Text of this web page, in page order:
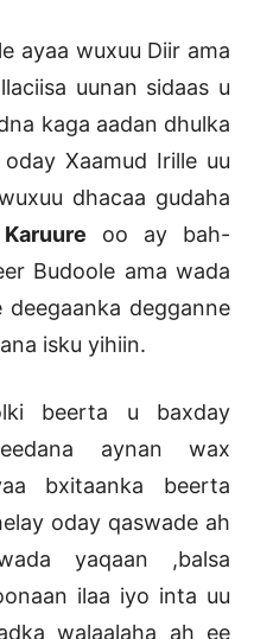
ayaa wuxuu Diir ama
uunan sidaas u
kaga aadan dhulka
oday Xaamud Irille uu
dhacaa gudaha
Karuure oo ay bah-
Budoole ama wada
degganne
isku yihiin.
beerta u baxday
aynan wax
bxitaanka beerta
oday qaswade ah
yaqaan ,balsa
ilaa iyo inta uu
walaalaha ah ee